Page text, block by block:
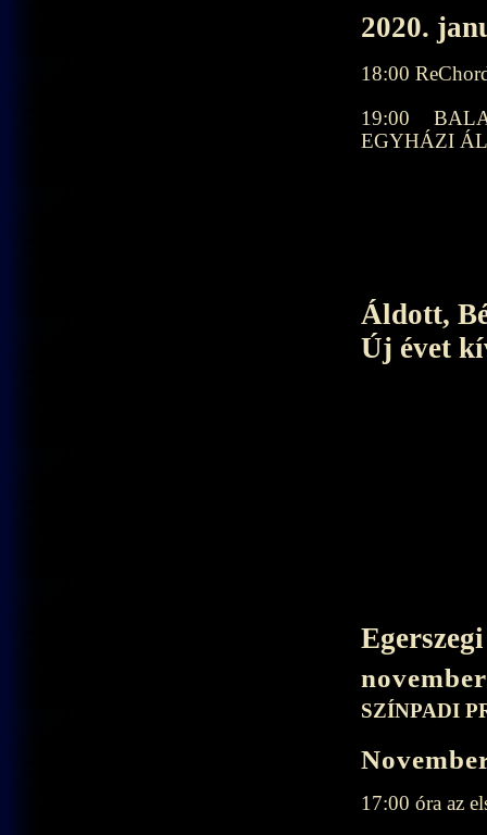
2020.
18:00
19:00
EGYHÁZI
Áldott,
Új évet
SZÍNPADI
17:00 óra az